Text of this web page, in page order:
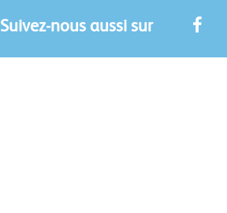
Suivez-nous aussi sur